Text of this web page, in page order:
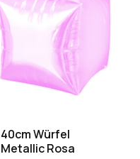
40cm Würfel
Metallic Rosa